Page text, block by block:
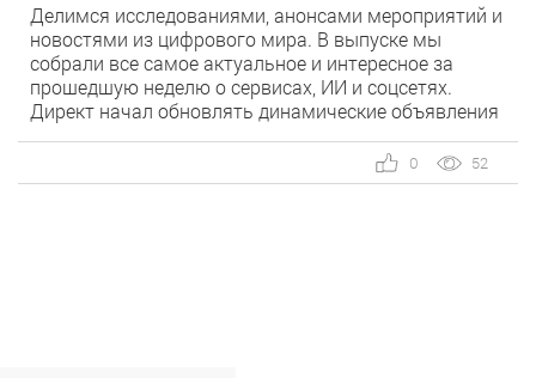
Делимся исследованиями, анонсами мероприятий и
новостями из цифрового мира. В выпуске мы
собрали все самое актуальное и интересное за
прошедшую неделю о сервисах, ИИ и соцсетях.
Директ начал обновлять динамические объявления
сообществ, а россияне назвали наиболее
популярные направления для путешествий весной —
52
0